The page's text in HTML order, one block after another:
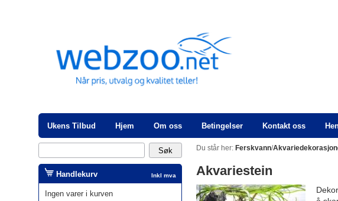
Ukens Tilbud Hjem Om oss Betingelser Kontakt oss
Du står her: Ferskvann/
Akvariestein
Inkl mva
Handlekurv
Ingen varer i kurven